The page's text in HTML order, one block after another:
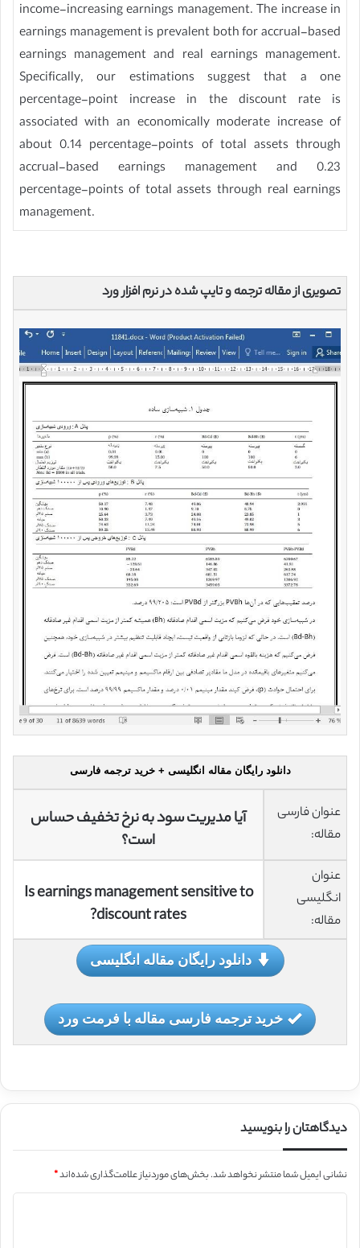
income-increasing earnings management. The increase in
earnings management is prevalent both for accrual-based
earnings management and real earnings management.
Specifically, our estimations suggest that a one
percentage-point increase in the discount rate is
associated with an economically moderate increase of
about 0.14 percentage-points of total assets through
accrual-based earnings management and 0.23
percentage-points of total assets through real earnings
management.
تصویری از مقاله ترجمه و تایپ شده در نرم افزار ورد
دانلود رایگان مقاله انگلیسی + خرید ترجمه فارسی
عنوان فارسی
مقاله:
آیا مدیریت سود به نرخ تخفیف حساس
است؟
عنوان
انگلیسی
مقاله:
Is earnings management sensitive to
discount rates?
دانلود رایگان مقاله انگلیسی
خرید ترجمه فارسی مقاله با فرمت ورد
دیدگاهتان را بنویسید
نشانی ایمیل شما منتشر نخواهد شد.بخش‌های موردنیاز علامت‌گذاری شده‌اند*